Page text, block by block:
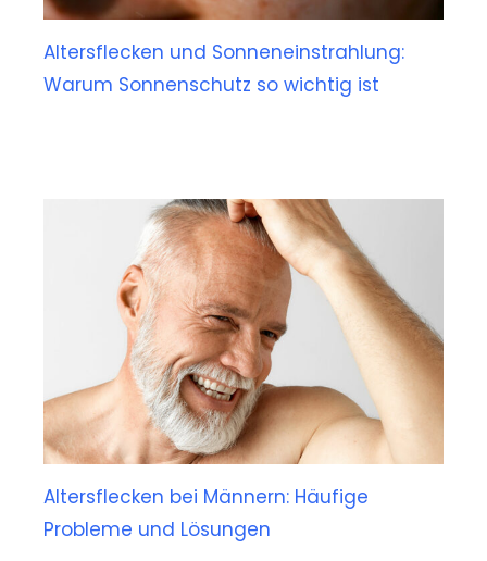
Altersflecken und Sonneneinstrahlung:
Warum Sonnenschutz so wichtig ist
Altersflecken bei Männern: Häufige
Probleme und Lösungen